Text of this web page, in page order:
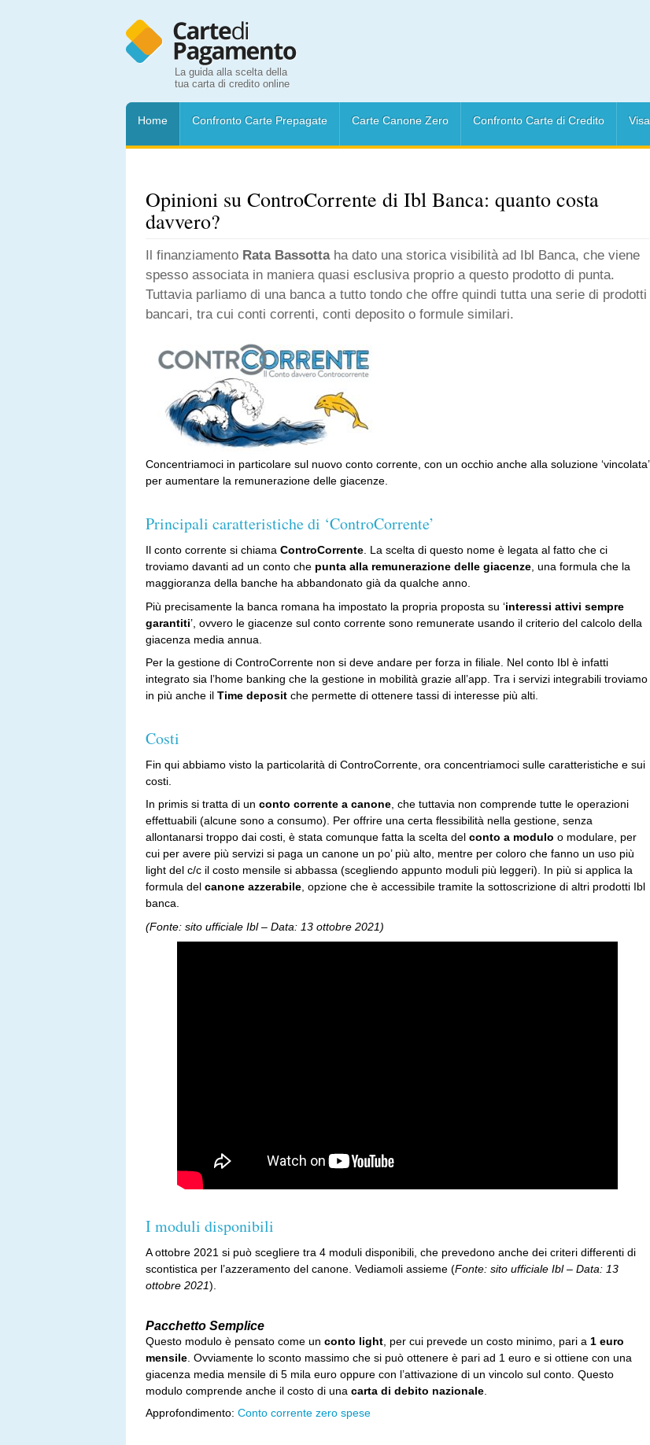
La guida alla scelta della
tua carta di credito online
Home Confronto Carte Prepagate Carte Canone Zero Confronto Carte di Credito Visa
Opinioni su ControCorrente di Ibl Banca: quanto costa
davvero?
Il finanziamento Rata Bassottaha dato una storica visibilità ad Ibl Banca, che viene
spesso associata in maniera quasi esclusiva proprio a questo prodotto di punta.
Tuttavia parliamo di una banca a tutto tondo che offre quindi tutta una serie di prodotti
bancari, tra cui conti correnti, conti deposito o formule similari.
Concentriamoci in particolare sul nuovo conto corrente, con un occhio anche alla soluzione ‘vincolata’
per aumentare la remunerazione delle giacenze.
Principali caratteristiche di ‘ControCorrente’
Il conto corrente si chiama ControCorrente . La scelta di questo nome è legata al fatto che ci
troviamo davanti ad un conto che punta alla remunerazione delle giacenze , una formula che la
maggioranza della banche ha abbandonato già da qualche anno.
Più precisamente la banca romana ha impostato la propria proposta su ‘interessi attivi sempre
garantiti’, ovvero le giacenze sul conto corrente sono remunerate usando il criterio del calcolo della
giacenza media annua.
Per la gestione di ControCorrente non si deve andare per forza in filiale. Nel conto Ibl è infatti
integrato sia l’home banking che la gestione in mobilità grazie all’app. Tra i servizi integrabili troviamo
in più anche il Time deposit che permette di ottenere tassi di interesse più alti.
Costi
Fin qui abbiamo visto la particolarità di ControCorrente, ora concentriamoci sulle caratteristiche e sui
costi.
In primis si tratta di un conto corrente a canone, che tuttavia non comprende tutte le operazioni
effettuabili (alcune sono a consumo). Per offrire una certa flessibilità nella gestione, senza
allontanarsi troppo dai costi, è stata comunque fatta la scelta del conto a modulo o modulare, per
cui per avere più servizi si paga un canone un po’ più alto, mentre per coloro che fanno un uso più
light del c/c il costo mensile si abbassa (scegliendo appunto moduli più leggeri). In più si applica la
formula del canone azzerabile, opzione che è accessibile tramite la sottoscrizione di altri prodotti Ibl
banca.
(Fonte: sito ufficiale Ibl – Data: 13 ottobre 2021)
I moduli disponibili
A ottobre 2021 si può scegliere tra 4 moduli disponibili, che prevedono anche dei criteri differenti di
scontistica per l’azzeramento del canone. Vediamoli assieme (Fonte: sito ufficiale Ibl – Data: 13
ottobre 2021).
Pacchetto Semplice
Questo modulo è pensato come un conto light , per cui prevede un costo minimo, pari a 1 euro
mensile . Ovviamente lo sconto massimo che si può ottenere è pari ad 1 euro e si ottiene con una
giacenza media mensile di 5 mila euro oppure con l’attivazione di un vincolo sul conto. Questo
modulo comprende anche il costo di una carta di debito nazionale
Approfondimento: Conto corrente zero spese